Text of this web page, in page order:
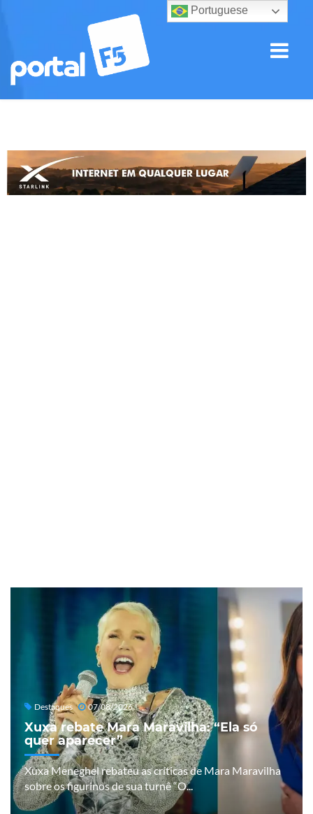
Destaques 07/08/2026
Xuxa rebate Mara Maravilha: “Ela só
quer aparecer”
Xuxa Meneghel rebateu as críticas de Mara Maravilha
sobre os figurinos de sua turnê “O...
Portuguese